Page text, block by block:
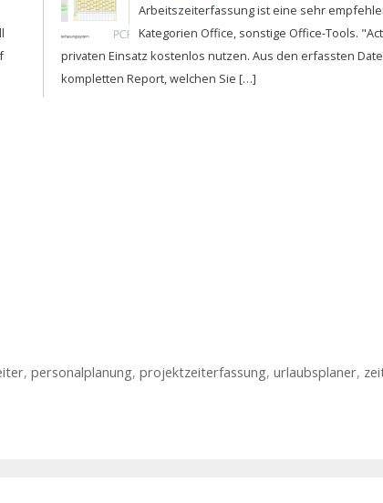
Arbeitszeiterfassung ist eine sehr
Kategorien Office, sonstige Office-Tools.
privaten Einsatz kostenlos nutzen. Aus den erfassten
kompletten Report, welchen Sie […]
, personalplanung, projektzeiterfassung, urlaubsplaner,